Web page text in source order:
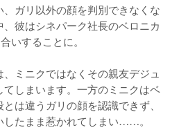
ガリ以外の顔を判別できなくな
彼はシネパーク社長のベロニカ
いすることに。
ミニクではなくその親友デジュ
しまいます。一方のミニクはベ
は違うガリの顔を認識できず、
たまま惹かれてしまい……。